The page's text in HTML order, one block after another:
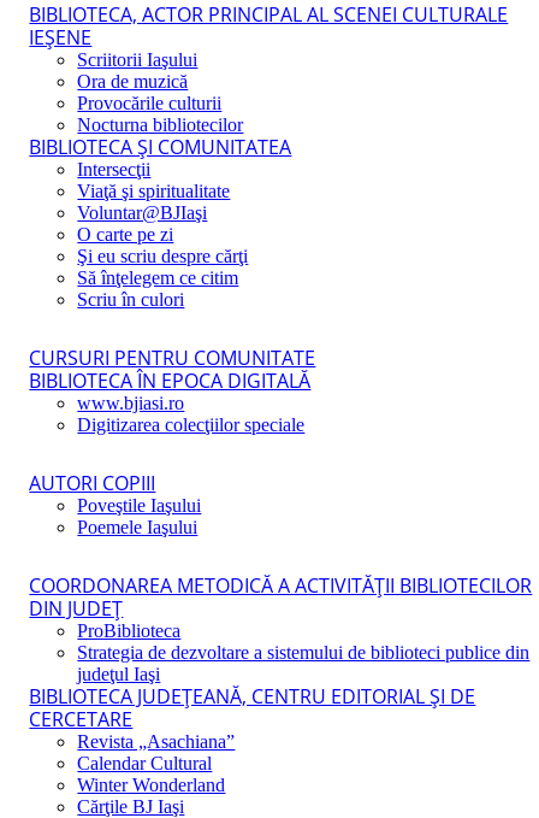
BIBLIOTECA, ACTOR PRINCIPAL AL SCENEI CULTURALE
IEŞENE
Scriitorii Iaşului
Ora de muzică
Provocările culturii
Nocturna bibliotecilor
BIBLIOTECA ŞI COMUNITATEA
Intersecţii
Viaţă şi spiritualitate
Voluntar@BJIaşi
O carte pe zi
Şi eu scriu despre cărţi
Să înţelegem ce citim
Scriu în culori
CURSURI PENTRU COMUNITATE
BIBLIOTECA ÎN EPOCA DIGITALĂ
www.bjiasi.ro
Digitizarea colecţiilor speciale
AUTORI COPIII
Poveştile Iaşului
Poemele Iaşului
COORDONAREA METODICĂ A ACTIVITĂŢII BIBLIOTECILOR
DIN JUDEŢ
ProBiblioteca
Strategia de dezvoltare a sistemului de biblioteci publice din
judeţul Iaşi
BIBLIOTECA JUDEŢEANĂ, CENTRU EDITORIAL ŞI DE
CERCETARE
Revista „Asachiana”
Calendar Cultural
Winter Wonderland
Cărţile BJ Iaşi